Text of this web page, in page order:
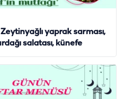
Zeytinyağlı yaprak sarması,
salatası, künefe